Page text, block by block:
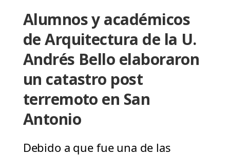
Alumnos y académicos
de Arquitectura de la U.
Andrés Bello elaboraron
un catastro post
terremoto en San
Antonio
Debido a que fue una de las